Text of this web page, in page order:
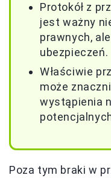
Protokół z
jest ważny
prawnych,
ubezpieczeń.
Właściwie
może
wystąpienia
Poza tym braki w